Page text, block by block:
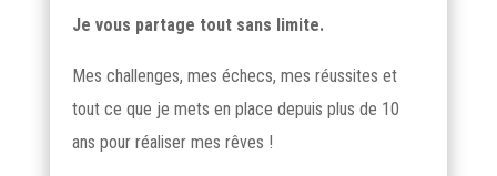
Je vous partage tout sans limite.
Mes challenges, mes échecs, mes réussites et
tout ce que je mets en place depuis plus de 10
ans pour réaliser mes rêves !